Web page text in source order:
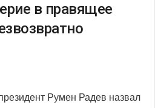
в правящее
Румен Радев назвал